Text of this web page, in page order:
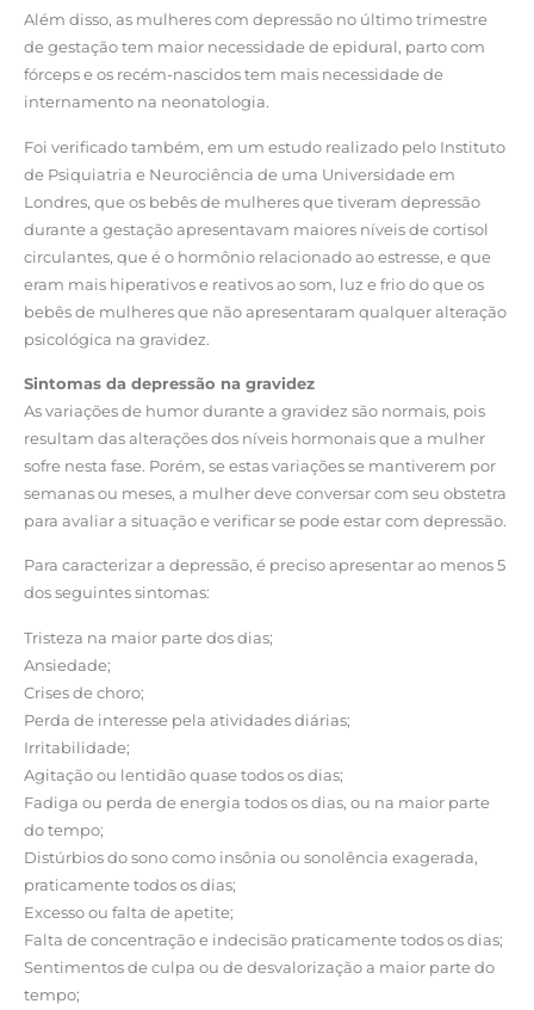
Além disso, as mulheres com depressão no último trimestre
de gestação tem maior necessidade de epidural, parto com
fórceps e os recém-nascidos tem mais necessidade de
internamento na neonatologia.
Foi verificado também, em um estudo realizado pelo Instituto
de Psiquiatria e Neurociência de uma Universidade em
Londres, que os bebês de mulheres que tiveram depressão
durante a gestação apresentavam maiores níveis de cortisol
circulantes, que é o hormônio relacionado ao estresse, e que
eram mais hiperativos e reativos ao som, luz e frio do que os
bebês de mulheres que não apresentaram qualquer alteração
psicológica na gravidez.
Sintomas da depressão na gravidez
As variações de humor durante a gravidez são normais, pois
resultam das alterações dos níveis hormonais que a mulher
sofre nesta fase. Porém, se estas variações se mantiverem por
semanas ou meses, a mulher deve conversar com seu obstetra
para avaliar a situação e verificar se pode estar com depressão.
Para caracterizar a depressão, é preciso apresentar ao menos 5
dos seguintes sintomas:
Tristeza na maior parte dos dias;
Ansiedade;
Crises de choro;
Perda de interesse pela atividades diárias;
Irritabilidade;
Agitação ou lentidão quase todos os dias;
Fadiga ou perda de energia todos os dias, ou na maior parte
do tempo;
Distúrbios do sono como insônia ou sonolência exagerada,
praticamente todos os dias;
Excesso ou falta de apetite;
Falta de concentração e indecisão praticamente todos os dias;
Sentimentos de culpa ou de desvalorização a maior parte do
tempo;